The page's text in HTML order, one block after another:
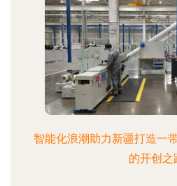
智能化浪潮助力新疆打造一
的开创之